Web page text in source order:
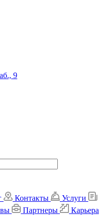
9
Контакты
Услуги
Партнеры Карьера